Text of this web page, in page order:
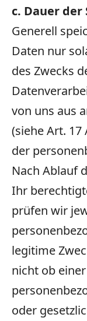
c. Dauer der
Generell
Daten nur
des Zwecks
von uns aus
(siehe Art. 17
der
Nach Ablauf
Ihr
prüfen wir
legitime
nicht ob
oder